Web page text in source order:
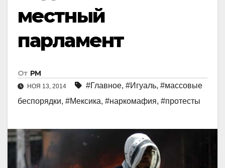
местный
парламент
От РМ
НОЯ 13, 2014 #Главное, #Игуаль, #массовые
беспорядки, #Мексика, #наркомафия, #протесты